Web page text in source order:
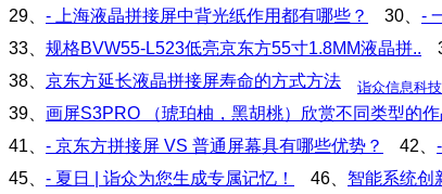
29、 - 上海液晶拼接屏中背光纸作用都有哪些？ 30、 -
33、 规格BVW55-L523低亮京东方55寸1.8MM液晶拼..
38、 京东方延长液晶拼接屏寿命的方式方法
39、 画屏S3PRO （琥珀柚，黑胡桃）欣赏不同类型的
41、 - 京东方拼接屏 VS 普通屏幕具有哪些优势？ 42、
45、 - 夏日 | 诣众为您生成专属记忆！ 46、 智能系统创
诣众信息科